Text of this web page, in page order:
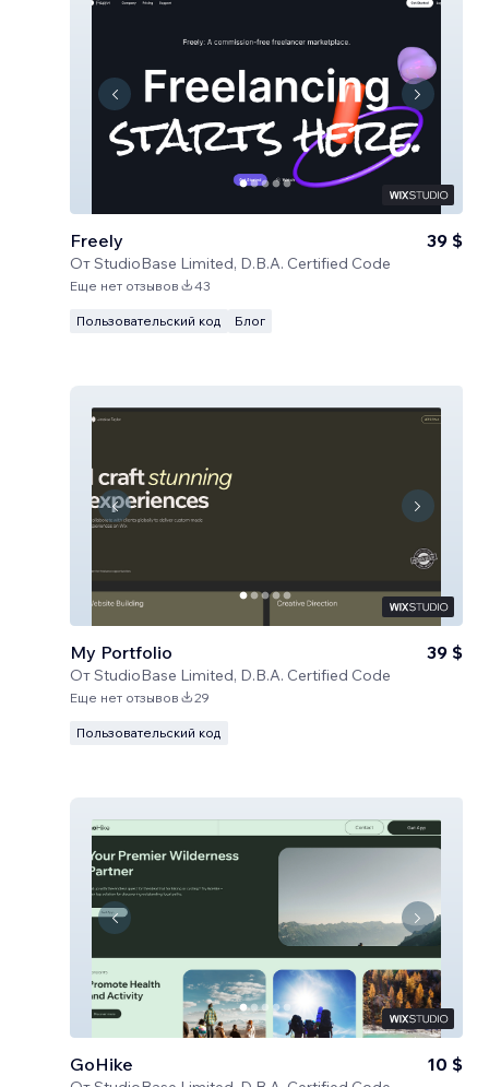
Freely
ОтStudioBase Limited, D.B.A. Certified Code
39 $
Еще нет отзывов 43
Пользовательский код Блог
My Portfolio
ОтStudioBase Limited, D.B.A. Certified Code
39 $
Еще нет отзывов 29
Пользовательский код
GoHike 10 $